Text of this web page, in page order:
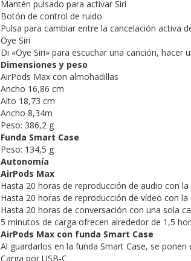
Mantén pulsado para activar Siri
Botón de control de ruido
Pulsa para cambiar entre la cancelación activa
Oye Siri
Di «Oye Siri» para escuchar una canción,
Dimensiones y peso
AirPods Max con almohadillas
Ancho 16,86 cm
Alto 18,73 cm
Ancho 8,34m
Peso: 386,2 g
Funda Smart Case
Peso: 134,5 g
Autonomía
AirPods Max
Hasta 20 horas de reproducción de audio con
Hasta 20 horas de reproducción de vídeo con
Hasta 20 horas de conversación con una sola
5 minutos de carga ofrecen alrededor de 1,5
AirPods Max con funda Smart Case
Al guardarlos en la funda Smart Case, se
Carga por USB‑C